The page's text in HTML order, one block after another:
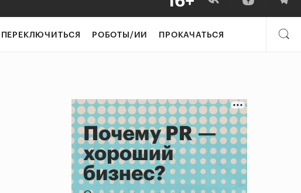
ПЕРЕКЛЮЧИТЬСЯ РОБОТЫ/ИИ ПРОКАЧАТЬСЯ